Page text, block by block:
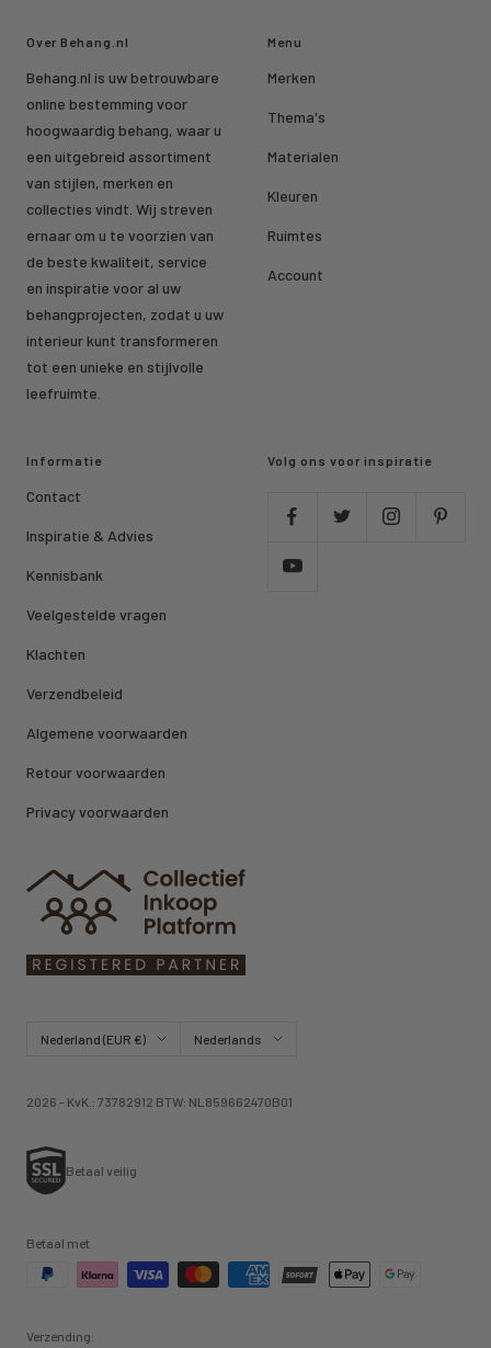
Over Behang.nl
Behang.nl is uw betrouwbare
online bestemming voor
hoogwaardig behang, waar u
een uitgebreid assortiment
van stijlen, merken en
collecties vindt. Wij streven
ernaar om u te voorzien van
de beste kwaliteit, service
en inspiratie voor al uw
behangprojecten, zodat u uw
interieur kunt transformeren
tot een unieke en stijlvolle
leefruimte.
Menu
Merken
Thema's
Materialen
Kleuren
Ruimtes
Account
Informatie
Contact
Inspiratie & Advies
Kennisbank
Veelgestelde vragen
Klachten
Verzendbeleid
Algemene voorwaarden
Retour voorwaarden
Privacy voorwaarden
Volg ons voor inspiratie
Land/regio Nederland (EUR €) TaalNederlands
2026 - KvK.: 73782912 BTW: NL859662470B01
Betaal veilig
Betaal met
Verzending: